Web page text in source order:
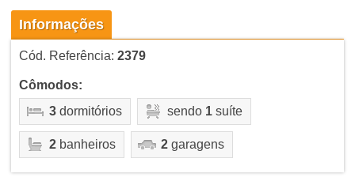
Informações
Cód. Referência: 2379
Cômodos:
3dormitórios sendo 1suíte
2banheiros 2garagens